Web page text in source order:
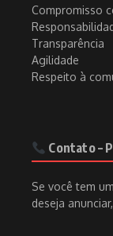
Compromisso
Transparência
Agilidade
Respeito à
Contato –
Se você tem
deseja